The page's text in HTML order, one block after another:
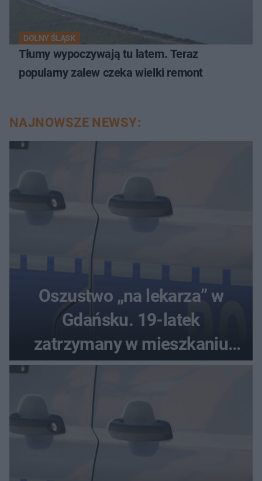
DOLNY ŚLĄSK
Tłumy wypoczywają tu latem. Teraz
popularny zalew czeka wielki remont
NAJNOWSZE NEWSY:
Oszustwo „na lekarza” w
Gdańsku. 19-latek
zatrzymany w mieszkaniu
seniora